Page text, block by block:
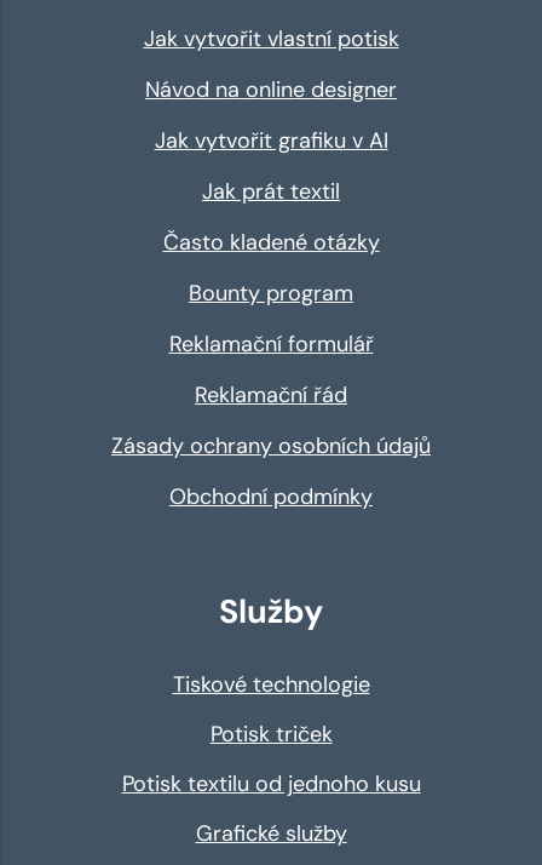
Jak vytvořit vlastní potisk
Návod na online designer
Jak vytvořit grafiku v AI
Jak prát textil
Často kladené otázky
Bounty program
Reklamační formulář
Reklamační řád
Zásady ochrany osobních údajů
Obchodní podmínky
Služby
Tiskové technologie
Potisk triček
Potisk textilu od jednoho kusu
Grafické služby